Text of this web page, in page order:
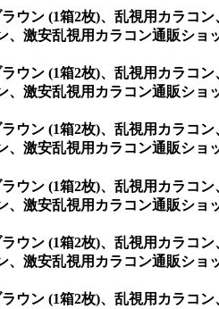
ラウン (1箱2枚)、乱視用カラ
、激安乱視用カラコン通販ショ
ラウン (1箱2枚)、乱視用カラ
、激安乱視用カラコン通販ショ
ラウン (1箱2枚)、乱視用カラ
、激安乱視用カラコン通販ショ
ラウン (1箱2枚)、乱視用カラ
、激安乱視用カラコン通販ショ
ラウン (1箱2枚)、乱視用カラ
、激安乱視用カラコン通販ショ
ラウン (1箱2枚)、乱視用カラ